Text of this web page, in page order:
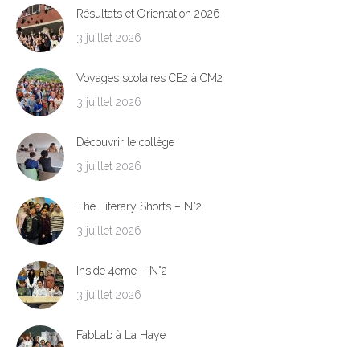
Résultats et Orientation 2026
3 juillet 2026
Voyages scolaires CE2 à CM2
3 juillet 2026
Découvrir le collège
3 juillet 2026
The Literary Shorts – N°2
3 juillet 2026
Inside 4eme – N°2
3 juillet 2026
FabLab à La Haye